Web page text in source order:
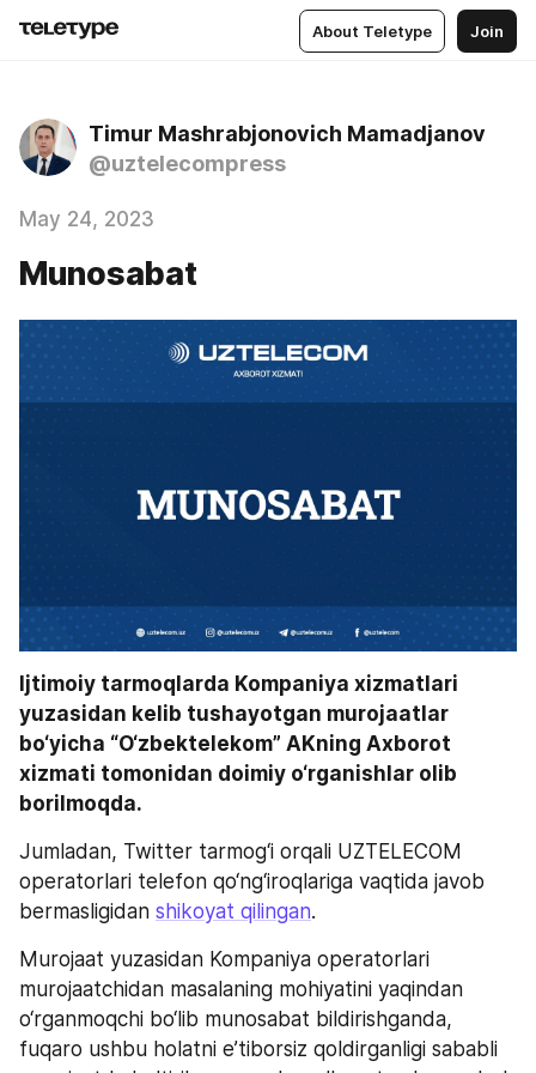
About Teletype Join
Timur Mashrabjonovich Mamadjanov
@uztelecompress
May 24, 2023
Munosabat
Ijtimoiy tarmoqlarda Kompaniya xizmatlari
yuzasidan kelib tushayotgan murojaatlar
bo‘yicha “O‘zbektelekom” AKning Axborot
xizmati tomonidan doimiy o‘rganishlar olib
borilmoqda.
Jumladan, Twitter tarmog‘i orqali UZTELECOM
operatorlari telefon qo‘ng‘iroqlariga vaqtida javob
bermasligidan shikoyat qilingan.
Murojaat yuzasidan Kompaniya operatorlari
murojaatchidan masalaning mohiyatini yaqindan
o‘rganmoqchi bo‘lib munosabat bildirishganda,
fuqaro ushbu holatni e’tiborsiz qoldirganligi sababli